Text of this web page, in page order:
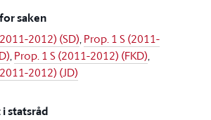
saken
2012) (SD),Prop. 1 S (2011-
,Prop. 1 S (2011-2012) (FKD),
2012) (JD)
statsråd